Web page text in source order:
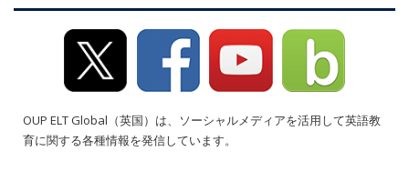
OUP ELT Global（英国）は、ソーシャルメディアを活用して英語教
育に関する各種情報を発信しています。